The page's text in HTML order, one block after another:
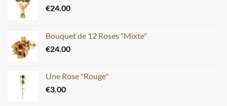
€24.00
Bouquet de 12 Roses "Mixte"
€24.00
Une Rose "Rouge"
€3.00